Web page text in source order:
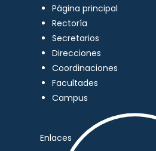
Página principal
Rectoría
Secretarios
Direcciones
Coordinaciones
Facultades
Campus
Enlaces